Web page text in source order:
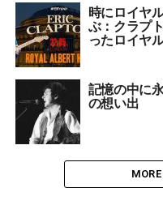
時にロイヤ
ぶ：クラプ
ったロイヤ
記憶の中に
の想い出